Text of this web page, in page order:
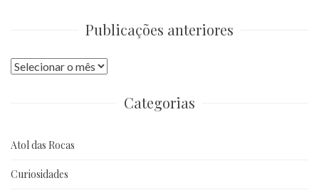
Publicações anteriores
Publicações
Categorias
Atol das Rocas
Curiosidades